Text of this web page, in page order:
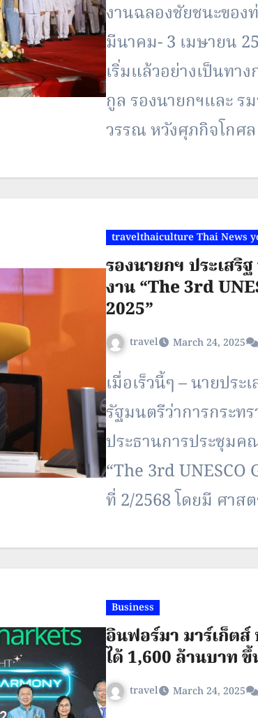
งานฉลองชัยชนะของ
มีนาคม- 3 เมษายน
เริ่มแล้วอย่างเป็นทา
กูล รองนายกฯและ ร
วรรณ หวังศุภกิจโกศ
travelthaiculture Thai News
รองนายกฯ ประเสริ
งาน “The 3rd
2025”
travel March 24, 2025
เมื่อเร็วนี้ๆ – นายปร
รัฐมนตรีว่าการกระท
ประธานการประชุมค
“The 3rd
ที่ 2/2568 โดยมี ศาส
Business
อินฟอร์มา มาร์เก็ตส์
ได้ 1,600 ล้านบาท
travel March 24, 2025